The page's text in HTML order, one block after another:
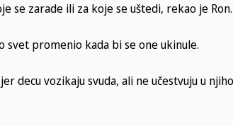
se zarade ili za koje se uštedi, rekao je Ron.
promenio kada bi se one ukinule.
decu vozikaju svuda, ali ne učestvuju u